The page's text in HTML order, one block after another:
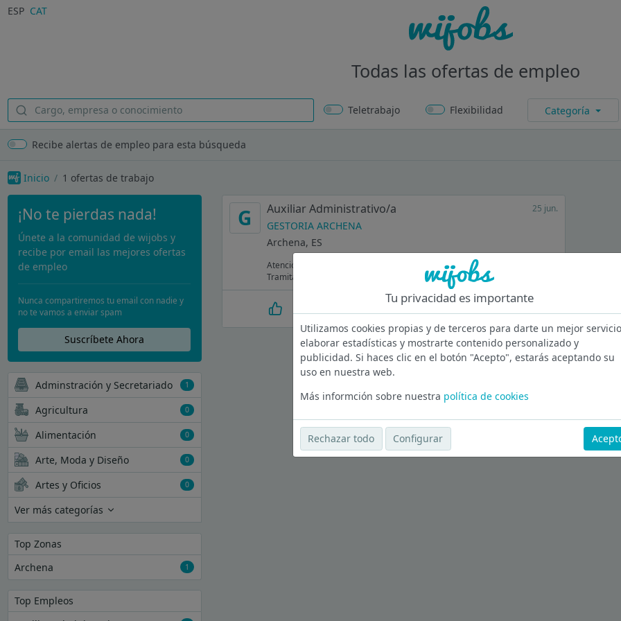
ESP CAT
Todas las ofertas de empleo
Teletrabajo Flexibilidad Categoría
Recibe alertas de empleo para esta búsqueda
Inicio 1 ofertas de trabajo
¡No te pierdas nada!
Únete a la comunidad de wijobs y
recibe por email las mejores ofertas
de empleo
Nunca compartiremos tu email con nadie y
no te vamos a enviar spam
Suscríbete Ahora
Adminstración y Secretariado 1
Agricultura 0
Alimentación 0
Arte, Moda y Diseño 0
Artes y Oficios 0
Ver más categorías
Top Zonas
Archena
1
Top Empleos
G Auxiliar Administrativo/a 25 jun.
GESTORIA ARCHENA
Archena, ES
Atención telefónica y presencial a clientes. Gestión documental y archivo.
Tramitación de altas y bajas en organismos...
Tu privacidad es importante
Utilizamos cookies propias y de terceros para darte un mejor
elaborar estadísticas y mostrarte contenido personalizado y
publicidad. Si haces clic en el botón "Acepto", estarás aceptando su
uso en nuestra web.
Más informción sobre nuestra política de cookies
Rechazar todo Configurar